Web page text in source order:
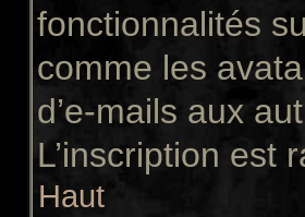
fonctionnalités
comme les
d’e-mails aux
L’inscription est
Haut